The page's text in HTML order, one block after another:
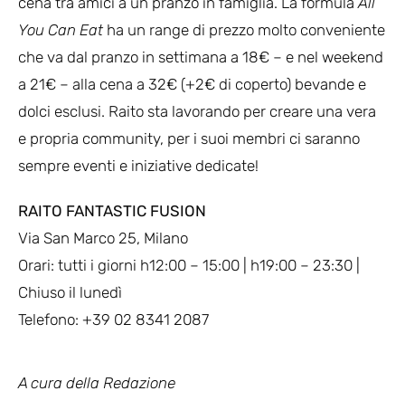
You Can Eatha un range di prezzo molto conveniente
che va dal pranzo in settimana a 18€ – e nel weekend
a 21€ – alla cena a 32€ (+2€ di coperto) bevande e
dolci esclusi. Raito sta lavorando per creare una vera
e propria community, per i suoi membri ci saranno
sempre eventi e iniziative dedicate!
RAITO FANTASTIC FUSION
Via San Marco 25, Milano
Orari: tutti i giorni h12:00 – 15:00 | h19:00 – 23:30 |
Chiuso il lunedì
Telefono: +39 02 8341 2087
A cura della Redazione